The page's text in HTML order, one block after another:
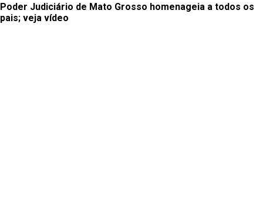
Poder Judiciário de Mato Grosso homenageia a todos os
pais; veja vídeo